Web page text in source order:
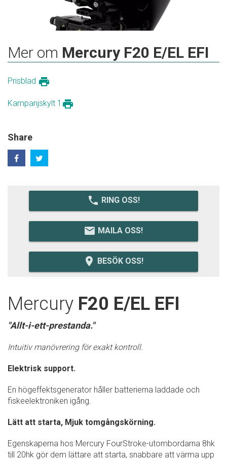
Mer om Mercury F20 E/EL EFI
Prisblad print
Kampanjskylt 1 print
Share
local_phone RING OSS!
email MAILA OSS!
room BESÖK OSS!
Mercury F20 E/EL EFI
"Allt-i-ett-prestanda."
Intuitiv manövrering för exakt kontroll.
Elektrisk support.
En högeffektsgenerator håller batterierna laddade och
fiskeelektroniken igång.
Lätt att starta, Mjuk tomgångskörning.
Egenskaperna hos Mercury FourStroke-utombordarna 8hk
till 20hk gör dem lättare att starta, snabbare att värma upp